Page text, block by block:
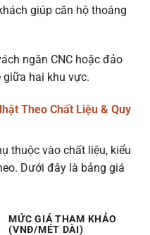
giúp căn hộ thoáng
ngăn CNC hoặc đảo
giữa hai khu vực.
Theo Chất Liệu & Quy
thuộc vào chất liệu, kiểu
Dưới đây là bảng giá
MỨC GIÁ THAM KHẢO
(VNĐ/MÉT DÀI)